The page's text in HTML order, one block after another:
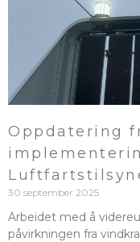
Oppdatering
30 september 2025
Arbeidet med å
påvirkningen fra